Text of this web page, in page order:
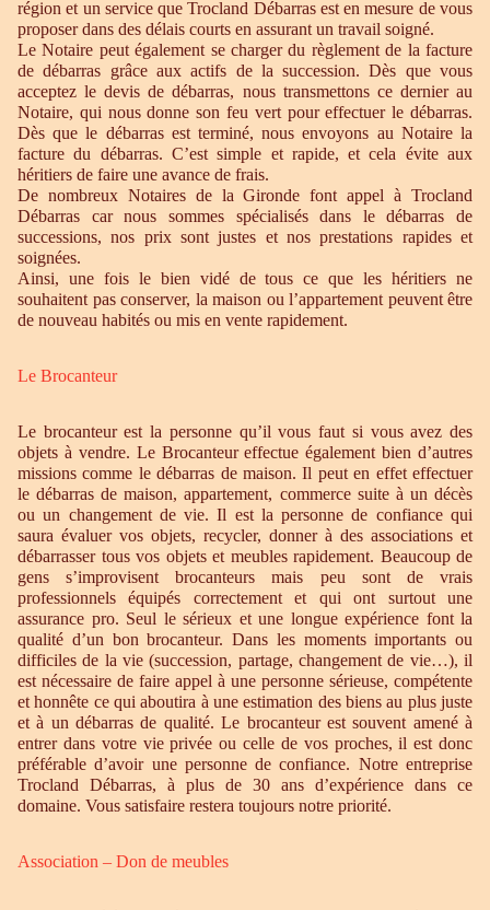
région et un service que Trocland Débarras est en mesure de vous
proposer dans des délais courts en assurant un travail soigné.
Le Notaire peut également se charger du règlement de la facture
de débarras grâce aux actifs de la succession. Dès que vous
acceptez le devis de débarras, nous transmettons ce dernier au
Notaire, qui nous donne son feu vert pour effectuer le débarras.
Dès que le débarras est terminé, nous envoyons au Notaire la
facture du débarras. C’est simple et rapide, et cela évite aux
héritiers de faire une avance de frais.
De nombreux Notaires de la Gironde font appel à Trocland
Débarras car nous sommes spécialisés dans le débarras de
successions, nos prix sont justes et nos prestations rapides et
soignées.
Ainsi, une fois le bien vidé de tous ce que les héritiers ne
souhaitent pas conserver, la maison ou l’appartement peuvent être
de nouveau habités ou mis en vente rapidement.
Le Brocanteur
Le brocanteur est la personne qu’il vous faut si vous avez des
objets à vendre. Le Brocanteur effectue également bien d’autres
missions comme le débarras de maison. Il peut en effet effectuer
le débarras de maison, appartement, commerce suite à un décès
ou un changement de vie. Il est la personne de confiance qui
saura évaluer vos objets, recycler, donner à des associations et
débarrasser tous vos objets et meubles rapidement. Beaucoup de
gens s’improvisent brocanteurs mais peu sont de vrais
professionnels équipés correctement et qui ont surtout une
assurance pro. Seul le sérieux et une longue expérience font la
qualité d’un bon brocanteur. Dans les moments importants ou
difficiles de la vie (succession, partage, changement de vie…), il
est nécessaire de faire appel à une personne sérieuse, compétente
et honnête ce qui aboutira à une estimation des biens au plus juste
et à un débarras de qualité. Le brocanteur est souvent amené à
entrer dans votre vie privée ou celle de vos proches, il est donc
préférable d’avoir une personne de confiance. Notre entreprise
Trocland Débarras, à plus de 30 ans d’expérience dans ce
domaine. Vous satisfaire restera toujours notre priorité.
Association – Don de meubles